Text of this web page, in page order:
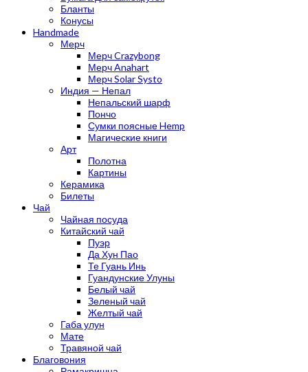
Бланты
Конусы
Handmade
Мерч
Мерч Crazybong
Мерч Anahart
Мерч Solar Systo
Индия — Непал
Непальский шарф
Пончо
Сумки поясные Hemp
Магические книги
Арт
Полотна
Картины
Керамика
Билеты
Чай
Чайная посуда
Китайский чай
Пуэр
Да Хун Пао
Те Гуань Инь
Гуандунские Улуны
Белый чай
Зеленый чай
Желтый чай
Габа улун
Мате
Травяной чай
Благовония